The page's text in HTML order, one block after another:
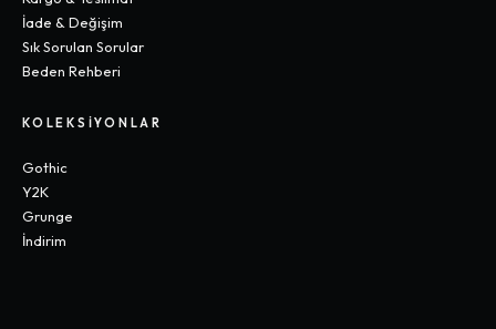
İade & Değişim
Sık Sorulan Sorular
Beden Rehberi
KOLEKSIYONLAR
Gothic
Y2K
Grunge
İndirim